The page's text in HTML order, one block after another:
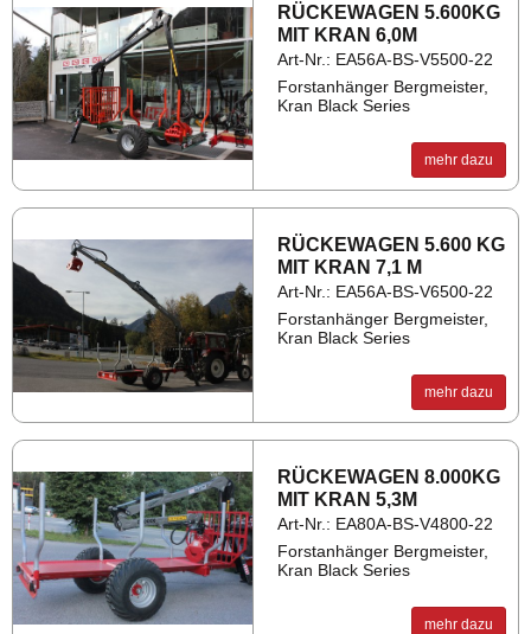
RÜ­CKE­WA­GEN 5.600KG
MIT KRAN 6,0M
Art-Nr.: EA56A-BS-V5500-22
Forstanhänger Bergmeister,
Kran Black Series
mehr dazu
RÜ­CKE­WA­GEN 5.600 KG
MIT KRAN 7,1 M
Art-Nr.: EA56A-BS-V6500-22
Forstanhänger Bergmeister,
Kran Black Series
mehr dazu
RÜ­CKE­WA­GEN 8.000KG
MIT KRAN 5,3M
Art-Nr.: EA80A-BS-V4800-22
Forstanhänger Bergmeister,
Kran Black Series
mehr dazu